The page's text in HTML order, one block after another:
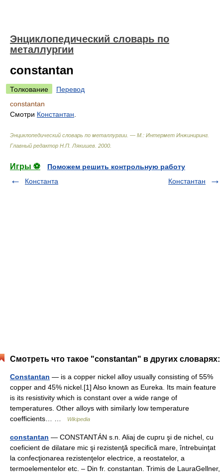
Энциклопедический словарь по
металлургии
constantan
Толкование
Перевод
constantan
Смотри Константан
Энциклопедический словарь по металлургии. — М.: Интермет Инжиниринг
Главный редактор Н.П. Лякишев 2000
Игры ⚽
Поможем решить контрольную работу
Константа
Константан
Смотреть что такое "constantan" в других словарях:
Constantan — is a copper nickel alloy usually consisting of 55%
copper and 45% nickel.[1] Also known as Eureka. Its main feature
is its resistivity which is constant over a wide range of
temperatures. Other alloys with similarly low temperature
coefficients… …
Wikipedia
constantan — CONSTANTÁN s.n. Aliaj de cupru şi de nichel, cu
coeficient de dilatare mic şi rezistenţă specifică mare, întrebuinţat
la confecţionarea rezistenţelor electrice, a reostatelor, a
termoelementelor etc. – Din fr. constantan. Trimis de LauraGellner,